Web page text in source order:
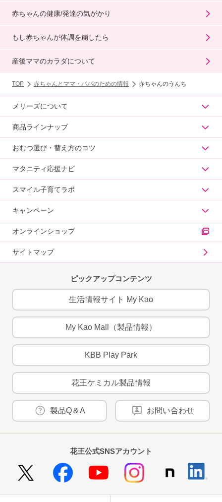
赤ちゃんの健康/発達の気がかり
もし赤ちゃんが体調を崩したら
産後ママのカラダについて
TOP 赤ちゃんとママ・パパのための情報 赤ちゃんのうんち
メリーズについて
商品ラインナップ
おむつ選び・替え方のコツ
マタニティ応援ナビ
スマイル子育てラボ
キャンペーン
オンラインショップ
サイトマップ
ピックアップコンテンツ
生活情報サイト My Kao
My Kao Mall（製品情報）
KBB Play Park
花王ケミカル製品情報
製品Q＆A お問い合わせ
花王公式SNSアカウント